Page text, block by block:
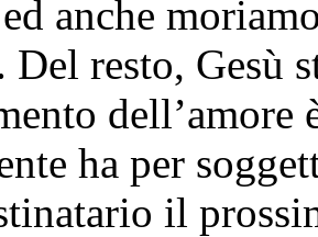
anche
Del resto, Gesù
ha per
il